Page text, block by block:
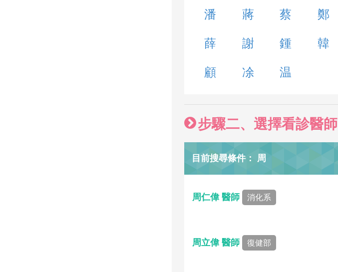
潘 蔣 蔡 鄭
薛 謝 鍾 韓
顧 凃 温
步驟二、選擇看診醫師
目前搜尋條件： 周
周仁偉 醫師 消化系
周立偉 醫師 復健部